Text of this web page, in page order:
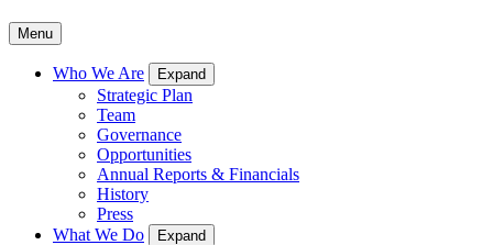
Menu
Who We Are Expand
Strategic Plan
Team
Governance
Opportunities
Annual Reports & Financials
History
Press
What We Do
Expand